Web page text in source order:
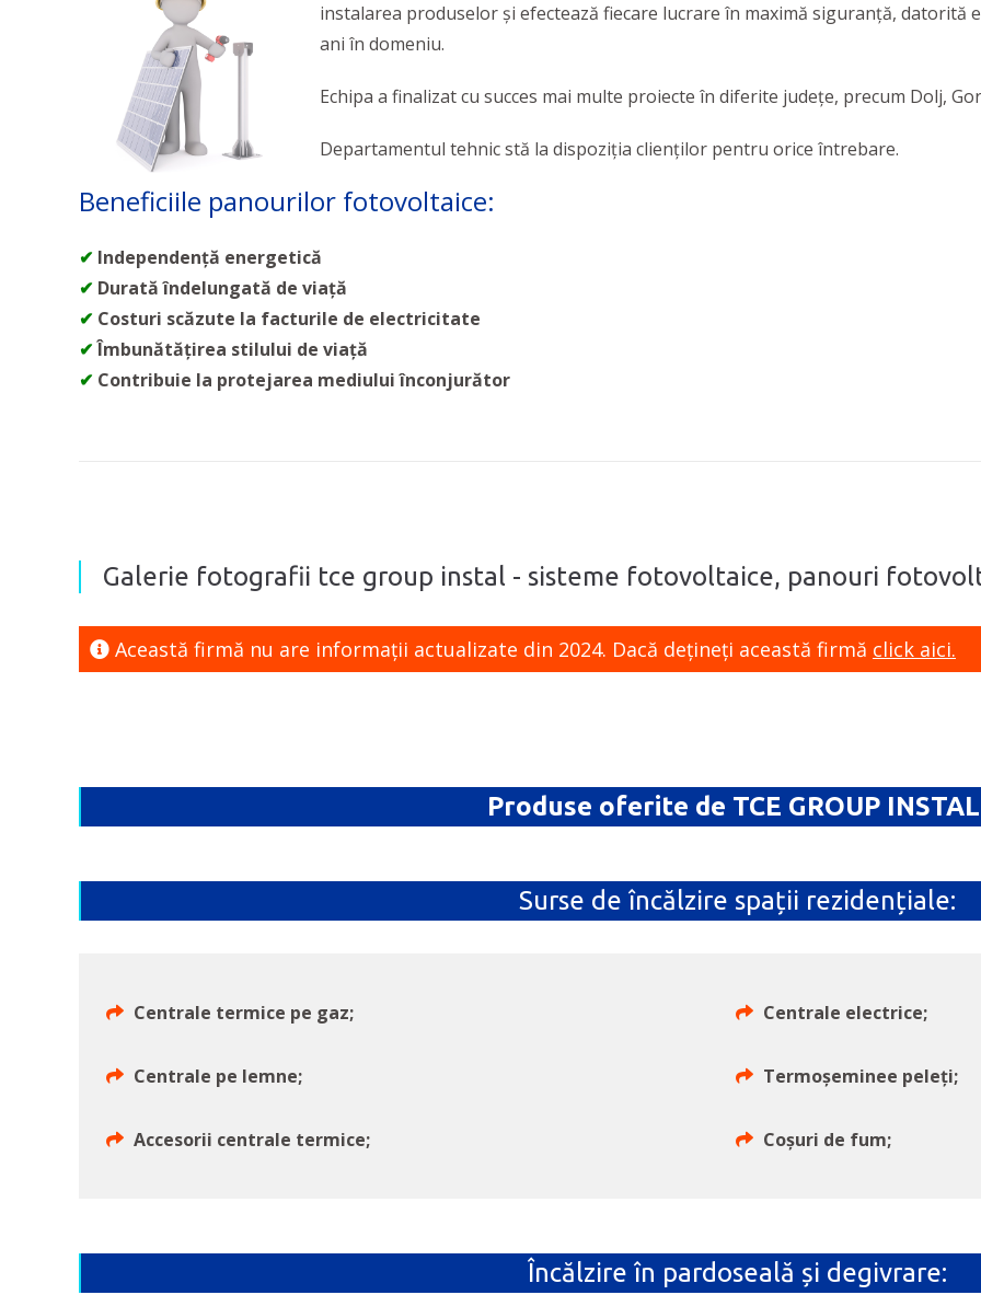
instalarea produselor și efectează fiecare lucrare în maximă siguranță, datorită
ani în domeniu.
Echipa a finalizat cu succes mai multe proiecte în diferite județe, precum Dolj,
Departamentul tehnic stă la dispoziția clienților pentru orice întrebare.
Beneficiile panourilor fotovoltaice:
✔ Independență energetică
✔ Durată îndelungată de viață
✔ Costuri scăzute la facturile de electricitate
✔ Îmbunătățirea stilului de viață
✔ Contribuie la protejarea mediului înconjurător
Galerie fotografii tce group instal - sisteme fotovoltaice, panouri
Această firmă nu are informaţii actualizate din 2024. Dacă dețineți această firmă click aici.
Produse oferite de TCE GROUP
Surse de încălzire spații rezidențiale:
Centrale termice pe gaz; Centrale electrice;
Centrale pe lemne; Termoșeminee peleți;
Accesorii centrale termice; Coșuri de fum;
Încălzire în pardoseală și degivrare: